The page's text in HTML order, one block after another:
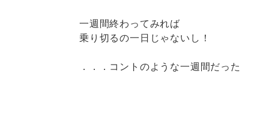
一週間終わってみれば
乗り切るの一日じゃないし！
．．．コントのような一週間だった